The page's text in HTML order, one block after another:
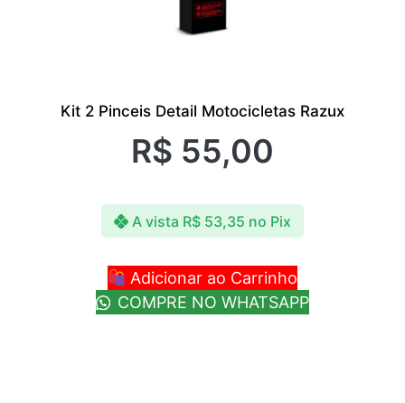
Kit 2 Pinceis Detail Motocicletas Razux
R$ 55,00
A vista R$ 53,35 no Pix
Adicionar ao Carrinho
COMPRE NO WHATSAPP